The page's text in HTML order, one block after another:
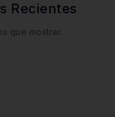
Recientes
que mostrar.